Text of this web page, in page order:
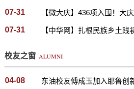
07-31 【微大庆】436项入围！大
07-31 【中华网】扎根民族乡土践
校友之窗 ALUMNI
04-08 东油校友傅成玉加入耶鲁创